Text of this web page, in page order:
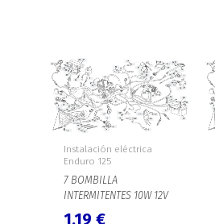
Instalación eléctrica
Enduro 125
7 BOMBILLA
INTERMITENTES 10W 12V
1,19 €